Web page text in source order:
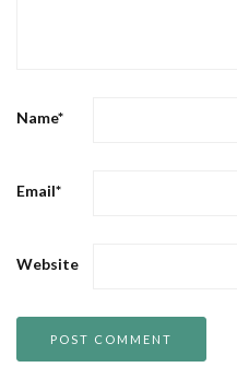
Name*
Email*
Website